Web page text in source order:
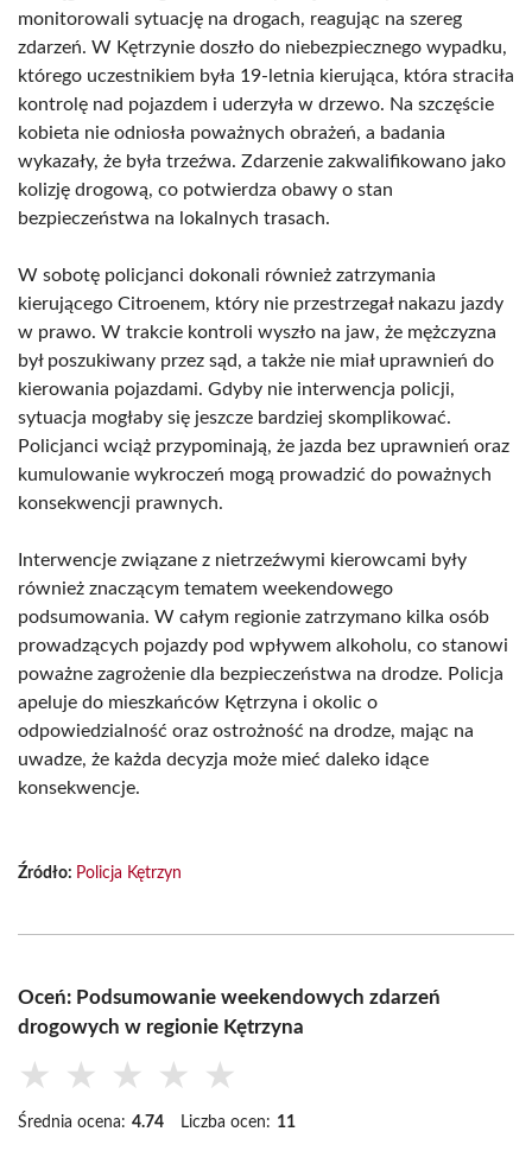
monitorowali sytuację na drogach, reagując na szereg
zdarzeń. W Kętrzynie doszło do niebezpiecznego wypadku,
którego uczestnikiem była 19-letnia kierująca, która straciła
kontrolę nad pojazdem i uderzyła w drzewo. Na szczęście
kobieta nie odniosła poważnych obrażeń, a badania
wykazały, że była trzeźwa. Zdarzenie zakwalifikowano jako
kolizję drogową, co potwierdza obawy o stan
bezpieczeństwa na lokalnych trasach.
W sobotę policjanci dokonali również zatrzymania
kierującego Citroenem, który nie przestrzegał nakazu jazdy
w prawo. W trakcie kontroli wyszło na jaw, że mężczyzna
był poszukiwany przez sąd, a także nie miał uprawnień do
kierowania pojazdami. Gdyby nie interwencja policji,
sytuacja mogłaby się jeszcze bardziej skomplikować.
Policjanci wciąż przypominają, że jazda bez uprawnień oraz
kumulowanie wykroczeń mogą prowadzić do poważnych
konsekwencji prawnych.
Interwencje związane z nietrzeźwymi kierowcami były
również znaczącym tematem weekendowego
podsumowania. W całym regionie zatrzymano kilka osób
prowadzących pojazdy pod wpływem alkoholu, co stanowi
poważne zagrożenie dla bezpieczeństwa na drodze. Policja
apeluje do mieszkańców Kętrzyna i okolic o
odpowiedzialność oraz ostrożność na drodze, mając na
uwadze, że każda decyzja może mieć daleko idące
konsekwencje.
Źródło: Policja Kętrzyn
Oceń: Podsumowanie weekendowych zdarzeń
drogowych w regionie Kętrzyna
★ ★ ★ ★ ★
Średnia ocena: 4.74 Liczba ocen: 11